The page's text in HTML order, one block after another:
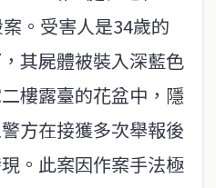
。受害人是34歲的
其屍體被裝入深藍色
樓露臺的花盆中，隱
方在接獲多次舉報後
。此案因作案手法極